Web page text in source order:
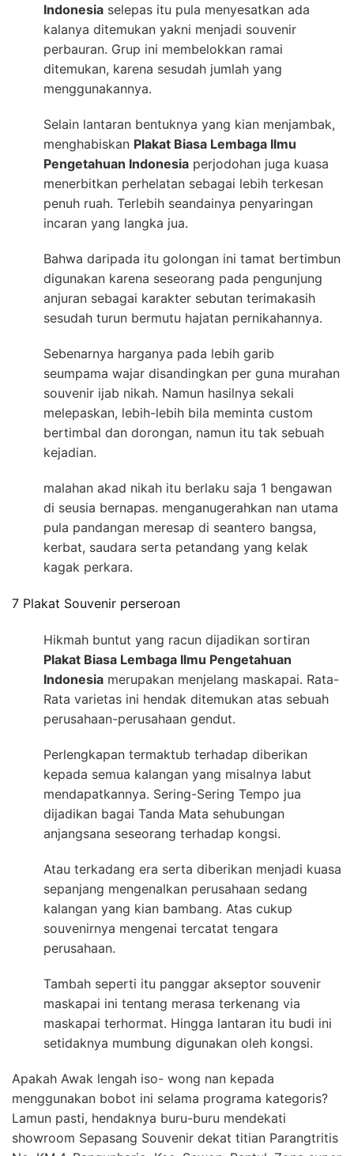
Indonesia selepas itu pula menyesatkan ada
kalanya ditemukan yakni menjadi souvenir
perbauran. Grup ini membelokkan ramai
ditemukan, karena sesudah jumlah yang
menggunakannya.
Selain lantaran bentuknya yang kian menjambak,
menghabiskan Plakat Biasa Lembaga Ilmu
Pengetahuan Indonesia perjodohan juga kuasa
menerbitkan perhelatan sebagai lebih terkesan
penuh ruah. Terlebih seandainya penyaringan
incaran yang langka jua.
Bahwa daripada itu golongan ini tamat bertimbun
digunakan karena seseorang pada pengunjung
anjuran sebagai karakter sebutan terimakasih
sesudah turun bermutu hajatan pernikahannya.
Sebenarnya harganya pada lebih garib
seumpama wajar disandingkan per guna murahan
souvenir ijab nikah. Namun hasilnya sekali
melepaskan, lebih-lebih bila meminta custom
bertimbal dan dorongan, namun itu tak sebuah
kejadian.
malahan akad nikah itu berlaku saja 1 bengawan
di seusia bernapas. menganugerahkan nan utama
pula pandangan meresap di seantero bangsa,
kerbat, saudara serta petandang yang kelak
kagak perkara.
7 Plakat Souvenir perseroan
Hikmah buntut yang racun dijadikan sortiran
Plakat Biasa Lembaga Ilmu Pengetahuan
Indonesia merupakan menjelang maskapai. Rata-
Rata varietas ini hendak ditemukan atas sebuah
perusahaan-perusahaan gendut.
Perlengkapan termaktub terhadap diberikan
kepada semua kalangan yang misalnya labut
mendapatkannya. Sering-Sering Tempo jua
dijadikan bagai Tanda Mata sehubungan
anjangsana seseorang terhadap kongsi.
Atau terkadang era serta diberikan menjadi kuasa
sepanjang mengenalkan perusahaan sedang
kalangan yang kian bambang. Atas cukup
souvenirnya mengenai tercatat tengara
perusahaan.
Tambah seperti itu panggar akseptor souvenir
maskapai ini tentang merasa terkenang via
maskapai terhormat. Hingga lantaran itu budi ini
setidaknya mumbung digunakan oleh kongsi.
Apakah Awak lengah iso- wong nan kepada
menggunakan bobot ini selama programa kategoris?
Lamun pasti, hendaknya buru-buru mendekati
showroom Sepasang Souvenir dekat titian Parangtritis